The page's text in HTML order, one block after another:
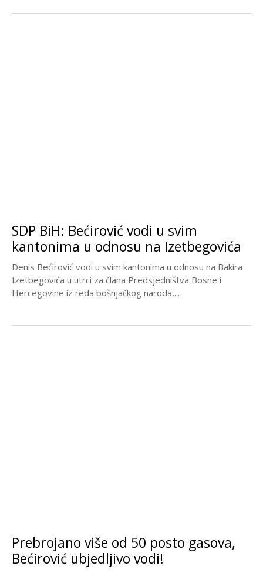
SDP BiH: Bećirović vodi u svim
kantonima u odnosu na Izetbegovića
Denis Bećirović vodi u svim kantonima u odnosu na Bakira
Izetbegovića u utrci za člana Predsjedništva Bosne i
Hercegovine iz reda bošnjačkog naroda,...
Prebrojano više od 50 posto gasova,
Bećirović ubjedljivo vodi!